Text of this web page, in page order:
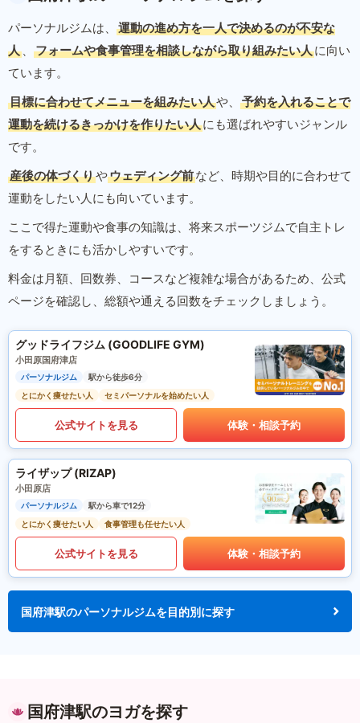
パーソナルジムは、
運動の進め方を一人で決めるのが不安な
人 、 フォームや食事管理を相談しながら取り組みたい人に向い
ています。
目標に合わせてメニューを組みたい人や、
予約を入れることで
運動を続けるきっかけを作りたい人にも選ばれやすいジャンル
です。
産後の体づくりやウェディング前など、時期や目的に合わせて
運動をしたい人にも向いています。
ここで得た運動や食事の知識は、将来スポーツジムで自主トレ
をするときにも活かしやすいです。
料金は月額、回数券、コースなど複雑な場合があるため、公式
ページを確認し、総額や通える回数をチェックしましょう。
グッドライフジム (GOODLIFE GYM)
小田原国府津店
パーソナルジム
駅から徒歩6分
とにかく痩せたい人
セミパーソナルを始めたい人
公式サイトを見る 体験・相談予約
ライザップ (RIZAP)
小田原店
パーソナルジム
駅から車で12分
とにかく痩せたい人
食事管理も任せたい人
公式サイトを見る 体験・相談予約
国府津駅のパーソナルジムを目的別に探す
国府津駅のヨガを探す